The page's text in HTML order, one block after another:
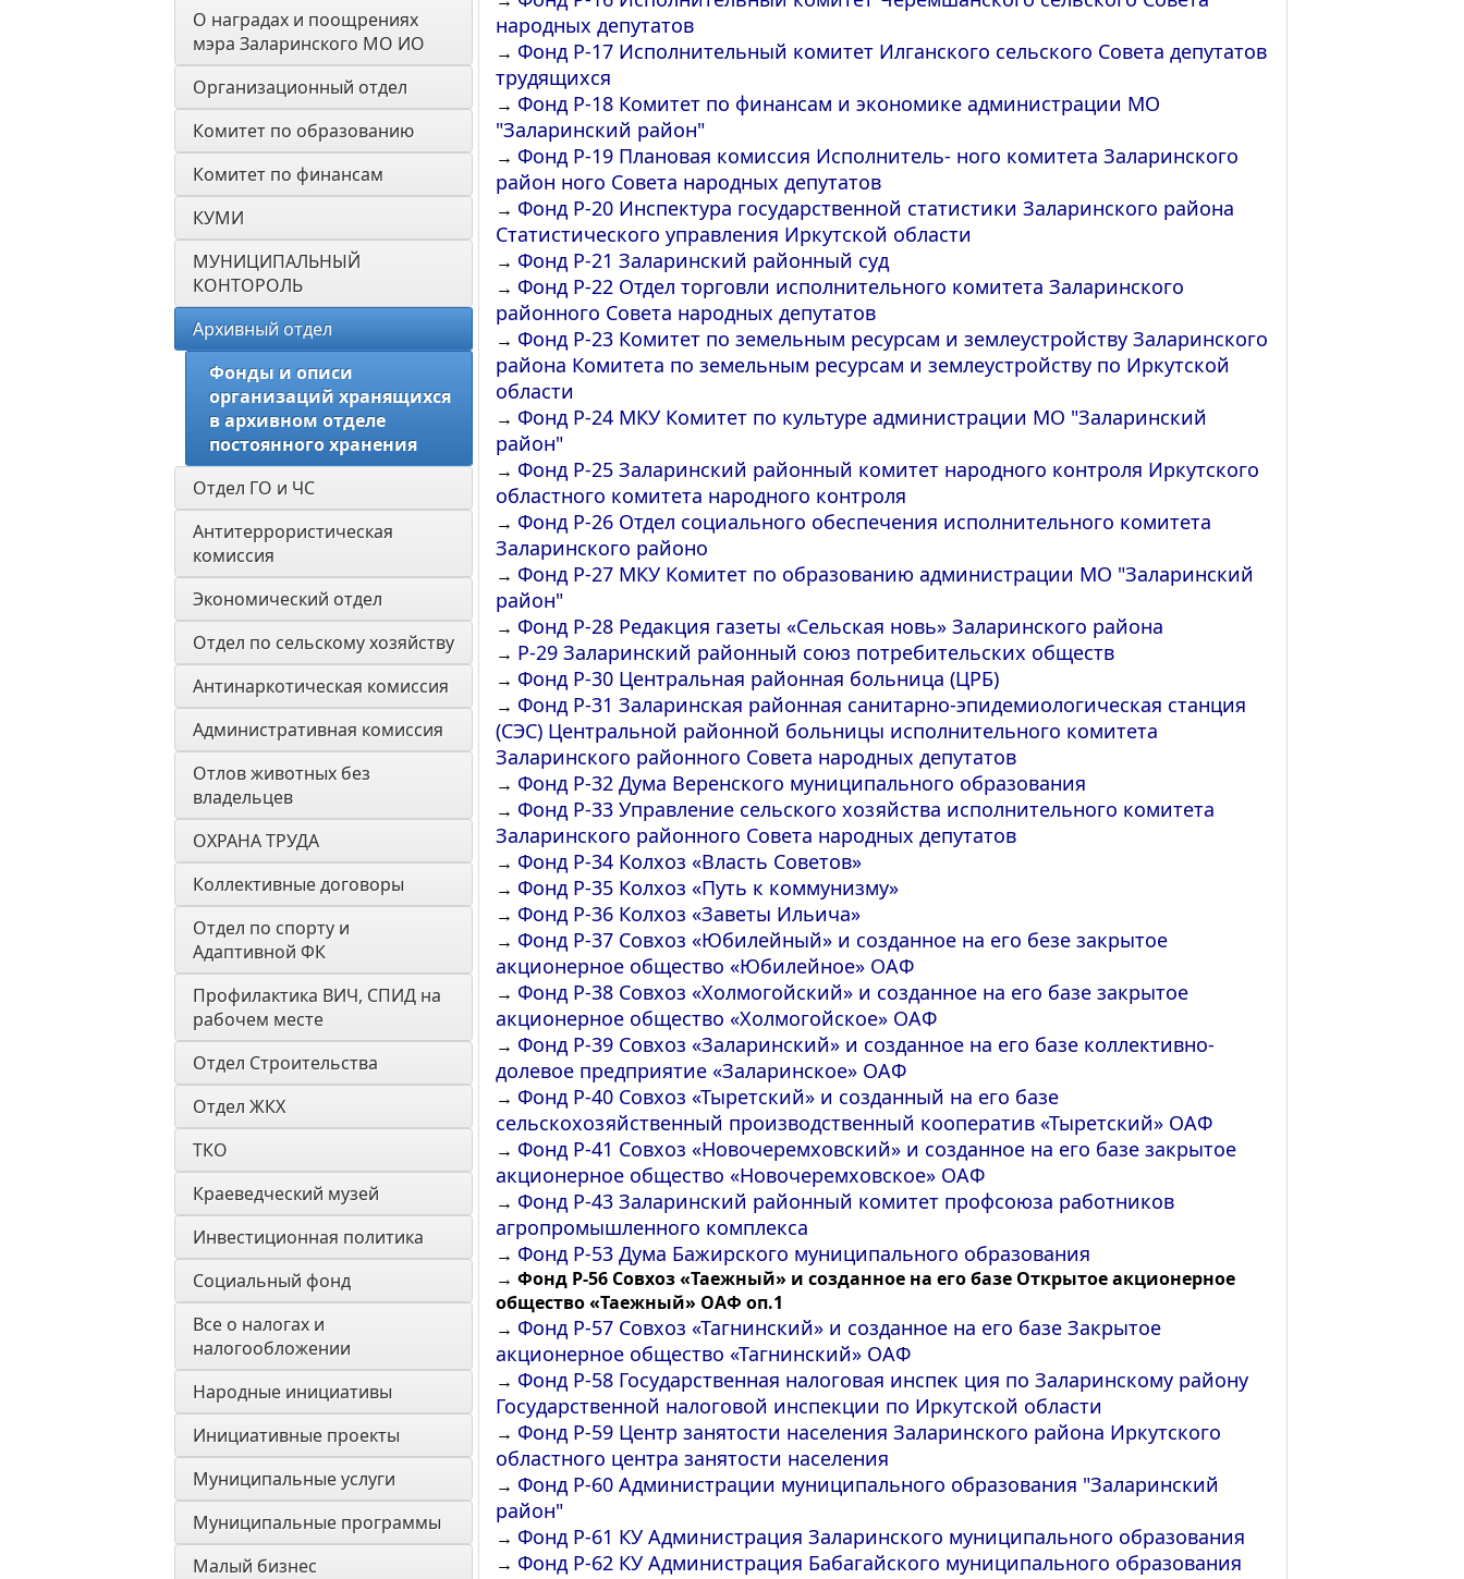
О наградах и поощрениях
мэра Заларинского МО ИО
Организационный отдел
Комитет по образованию
Комитет по финансам
КУМИ
МУНИЦИПАЛЬНЫЙ
КОНТОРОЛЬ
Архивный отдел
Фонды и описи
организаций хранящихся
в архивном отделе
постоянного хранения
Отдел ГО и ЧС
Антитеррористическая
комиссия
Экономический отдел
Отдел по сельскому хозяйству
Антинаркотическая комиссия
Административная комиссия
Отлов животных без
владельцев
ОХРАНА ТРУДА
Коллективные договоры
Отдел по спорту и
Адаптивной ФК
Профилактика ВИЧ, СПИД на
рабочем месте
Отдел Строительства
Отдел ЖКХ
ТКО
Краеведческий музей
Инвестиционная политика
Социальный фонд
Все о налогах и
налогообложении
Народные инициативы
Инициативные проекты
Муниципальные услуги
Муниципальные программы
Малый бизнес
народных депутатов
→ Фонд Р-17 Исполнительный комитет Илганского сельского Совета депутатов
трудящихся
→ Фонд Р-18 Комитет по финансам и экономике администрации МО
"Заларинский район"
→ Фонд Р-19 Плановая комиссия Исполнитель- ного комитета Заларинского
район ного Совета народных депутатов
→ Фонд Р-20 Инспектура государственной статистики Заларинского района
Статистического управления Иркутской области
→ Фонд Р-21 Заларинский районный суд
→ Фонд Р-22 Отдел торговли исполнительного комитета Заларинского
районного Совета народных депутатов
→ Фонд Р-23 Комитет по земельным ресурсам и землеустройству Заларинского
района Комитета по земельным ресурсам и землеустройству по Иркутской
области
→ Фонд Р-24 МКУ Комитет по культуре администрации МО "Заларинский
район"
→ Фонд Р-25 Заларинский районный комитет народного контроля Иркутского
областного комитета народного контроля
→ Фонд Р-26 Отдел социального обеспечения исполнительного комитета
Заларинского районо
→ Фонд Р-27 МКУ Комитет по образованию администрации МО "Заларинский
район"
→ Фонд Р-28 Редакция газеты «Сельская новь» Заларинского района
→ Р-29 Заларинский районный союз потребительских обществ
→ Фонд Р-30 Центральная районная больница (ЦРБ)
→ Фонд Р-31 Заларинская районная санитарно-эпидемиологическая станция
(СЭС) Центральной районной больницы исполнительного комитета
Заларинского районного Совета народных депутатов
→ Фонд Р-32 Дума Веренского муниципального образования
→ Фонд Р-33 Управление сельского хозяйства исполнительного комитета
Заларинского районного Совета народных депутатов
→ Фонд Р-34 Колхоз «Власть Советов»
→ Фонд Р-35 Колхоз «Путь к коммунизму»
→ Фонд Р-36 Колхоз «Заветы Ильича»
→ Фонд Р-37 Совхоз «Юбилейный» и созданное на его безе закрытое
акционерное общество «Юбилейное» ОАФ
→ Фонд Р-38 Совхоз «Холмогойский» и созданное на его базе закрытое
акционерное общество «Холмогойское» ОАФ
→ Фонд Р-39 Совхоз «Заларинский» и созданное на его базе коллективно-
долевое предприятие «Заларинское» ОАФ
→ Фонд Р-40 Совхоз «Тыретский» и созданный на его базе
сельскохозяйственный производственный кооператив «Тыретский» ОАФ
→ Фонд Р-41 Совхоз «Новочеремховский» и созданное на его базе закрытое
акционерное общество «Новочеремховское» ОАФ
→ Фонд Р-43 Заларинский районный комитет профсоюза работников
агропромышленного комплекса
→ Фонд Р-53 Дума Бажирского муниципального образования
→ Фонд Р-56 Совхоз «Таежный» и созданное на его базе Открытое акционерное
общество «Таежный» ОАФ оп.1
→ Фонд Р-57 Совхоз «Тагнинский» и созданное на его базе Закрытое
акционерное общество «Тагнинский» ОАФ
→ Фонд Р-58 Государственная налоговая инспек ция по Заларинскому району
Государственной налоговой инспекции по Иркутской области
→ Фонд Р-59 Центр занятости населения Заларинского района Иркутского
областного центра занятости населения
→ Фонд Р-60 Администрации муниципального образования "Заларинский
район"
→ Фонд Р-61 КУ Администрация Заларинского муниципального образования
→ Фонд Р-62 КУ Администрация Бабагайского муниципального образования